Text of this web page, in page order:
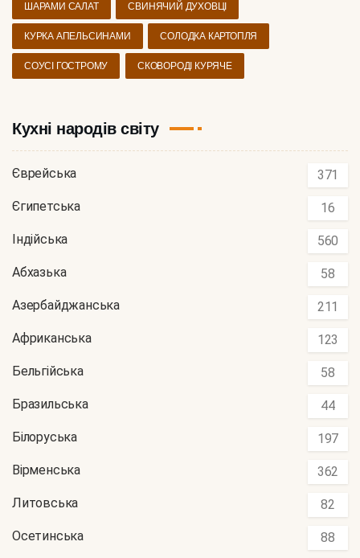
ШАРАМИ САЛАТ СВИНЯЧИЙ ДУХОВЦІ
КУРКА АПЕЛЬСИНАМИ СОЛОДКА КАРТОПЛЯ
СОУСІ ГОСТРОМУ СКОВОРОДІ КУРЯЧЕ
Кухні народів світу
Єврейська 371
Єгипетська 16
Індійська 560
Абхазька 58
Азербайджанська 211
Африканська 123
Бельгійська 58
Бразильська 44
Білоруська 197
Вірменська 362
Литовська 82
Осетинська 88